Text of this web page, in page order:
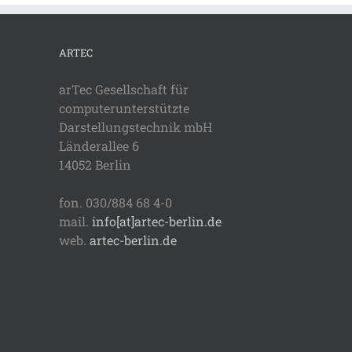
ARTEC
arTec Gesellschaft für
computerunterstützte
Darstellungstechnik mbH
Länderallee 6
14052 Berlin
fon. 030/884 68 4-0
mail. info[at]artec-berlin.de
web. artec-berlin.de